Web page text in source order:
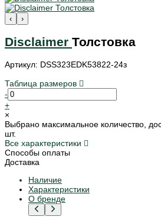
‹ ›
Disclaimer Толстовка
Артикул: DSS323EDK53822-24з
Таблица размеров
-
+
×
Выбрано максимальное количество,
шт.
Все характеристики
Способы оплаты
Доставка
Наличие
Характеристики
О бренде